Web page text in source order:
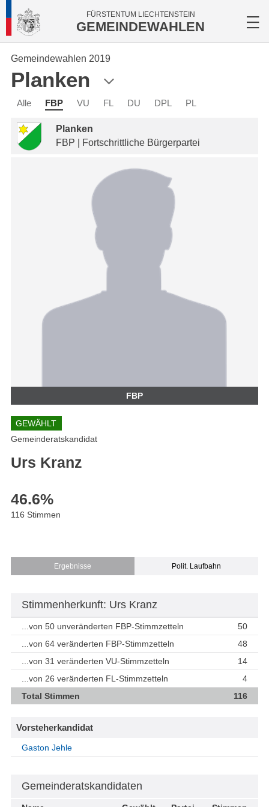
FÜRSTENTUM LIECHTENSTEIN
GEMEINDEWAHLEN
Gemeindewahlen 2019
Planken
Alle FBP VU FL DU DPL PL
Planken
FBP | Fortschrittliche Bürgerpartei
FBP
GEWÄHLT
Gemeinderatskandidat
Urs Kranz
46.6%
116 Stimmen
Ergebnisse Polit. Laufbahn
Stimmenherkunft: Urs Kranz
...von 50 unveränderten FBP-Stimmzetteln
50
...von 64 veränderten FBP-Stimmzetteln
48
...von 31 veränderten VU-Stimmzetteln
14
...von 26 veränderten FL-Stimmzetteln
4
Total Stimmen
116
Vorsteherkandidat
Gaston Jehle
Gemeinderatskandidaten